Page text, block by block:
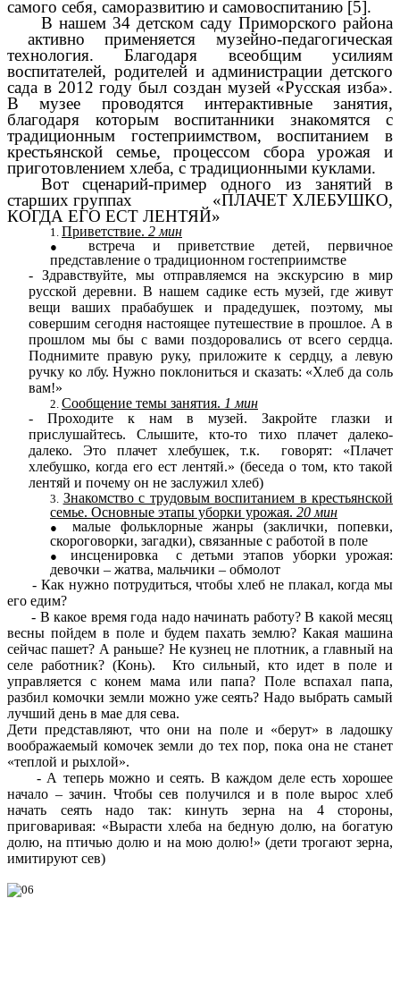
самого себя, саморазвитию и самовоспитанию [5].
В нашем 34 детском саду Приморского района
активно применяется музейно-педагогическая
технология. Благодаря всеобщим усилиям
воспитателей, родителей и администрации детского
сада в 2012 году был создан музей «Русская изба».
В музее проводятся интерактивные занятия,
благодаря которым воспитанники знакомятся с
традиционным гостеприимством, воспитанием в
крестьянской семье, процессом сбора урожая и
приготовлением хлеба, с традиционными куклами.
Вот сценарий-пример одного из занятий в
старших группах «ПЛАЧЕТ ХЛЕБУШКО,
КОГДА ЕГО ЕСТ ЛЕНТЯЙ»
Приветствие. 2 мин
встреча и приветствие детей, первичное
представление о традиционном гостеприимстве
- Здравствуйте, мы отправляемся на экскурсию в мир
русской деревни. В нашем садике есть музей, где живут
вещи ваших прабабушек и прадедушек, поэтому, мы
совершим сегодня настоящее путешествие в прошлое. А в
прошлом мы бы с вами поздоровались от всего сердца.
Поднимите правую руку, приложите к сердцу, а левую
ручку ко лбу. Нужно поклониться и сказать: «Хлеб да соль
вам!»
Сообщение темы занятия. 1 мин
- Проходите к нам в музей. Закройте глазки и
прислушайтесь. Слышите, кто-то тихо плачет далеко-
далеко. Это плачет хлебушек, т.к. говорят: «Плачет
хлебушко, когда его ест лентяй.» (беседа о том, кто такой
лентяй и почему он не заслужил хлеб)
Знакомство с трудовым воспитанием в крестьянской
семье. Основные этапы уборки урожая. 20 мин
малые фольклорные жанры (заклички, попевки,
скороговорки, загадки), связанные с работой в поле
инсценировка с детьми этапов уборки урожая:
девочки – жатва, мальчики – обмолот
- Как нужно потрудиться, чтобы хлеб не плакал, когда мы
его едим?
- В какое время года надо начинать работу? В какой месяц
весны пойдем в поле и будем пахать землю? Какая машина
сейчас пашет? А раньше? Не кузнец не плотник, а главный на
селе работник? (Конь). Кто сильный, кто идет в поле и
управляется с конем мама или папа? Поле вспахал папа,
разбил комочки земли можно уже сеять? Надо выбрать самый
лучший день в мае для сева.
Дети представляют, что они на поле и «берут» в ладошку
воображаемый комочек земли до тех пор, пока она не станет
«теплой и рыхлой».
- А теперь можно и сеять. В каждом деле есть хорошее
начало – зачин. Чтобы сев получился и в поле вырос хлеб
начать сеять надо так: кинуть зерна на 4 стороны,
приговаривая: «Вырасти хлеба на бедную долю, на богатую
долю, на птичью долю и на мою долю!» (дети трогают зерна,
имитируют сев)